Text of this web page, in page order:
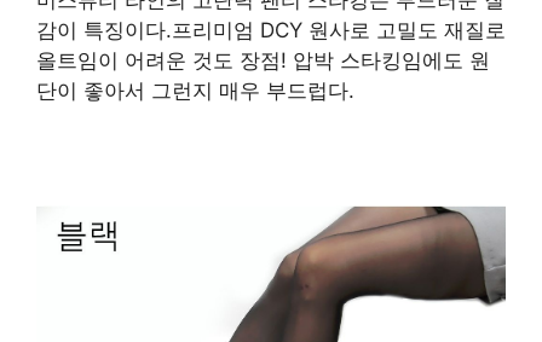
감이 특징이다.프리미엄 DCY 원사로 고밀도 재질로
올트임이 어려운 것도 장점! 압박 스타킹임에도 원
단이 좋아서 그런지 매우 부드럽다.